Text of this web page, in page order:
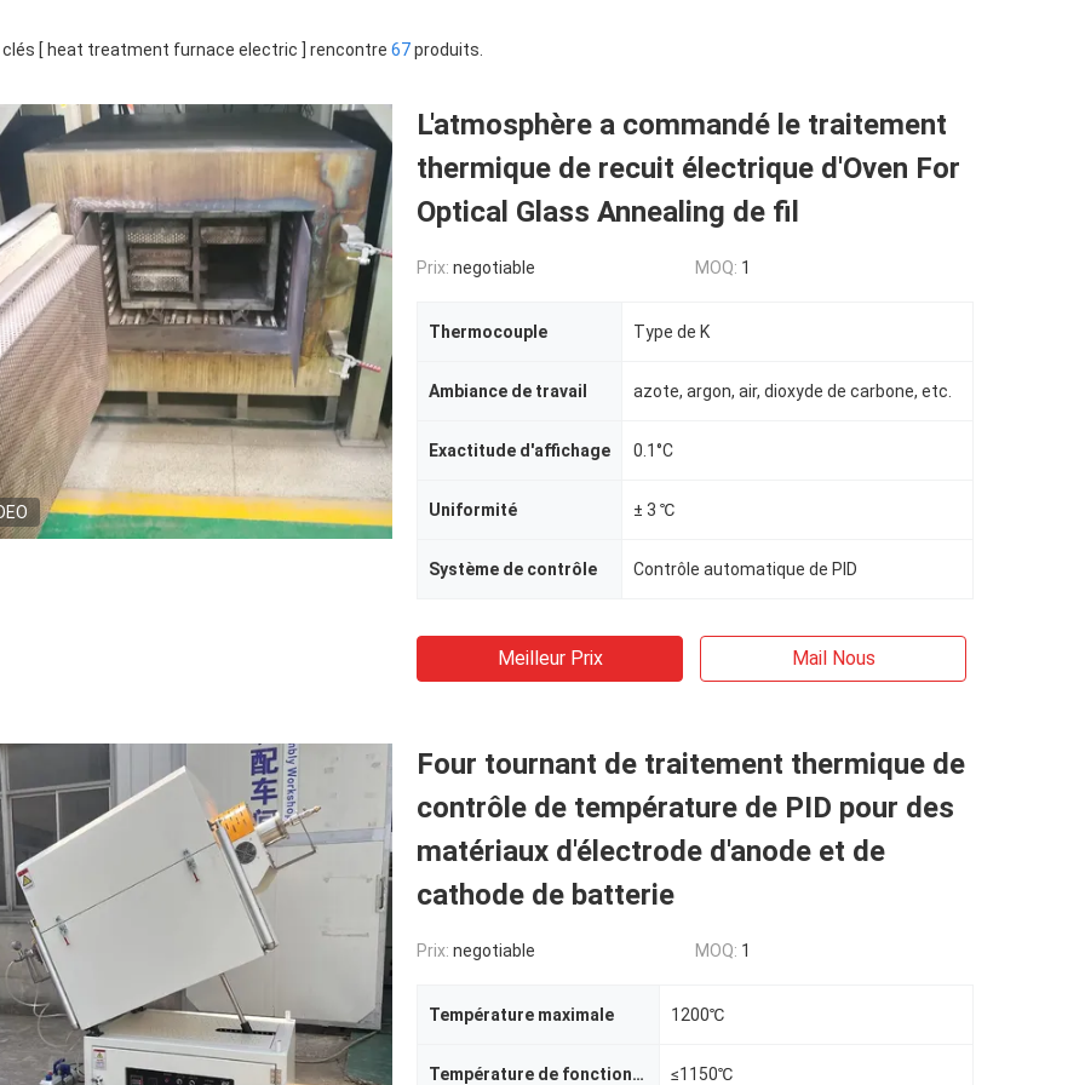
[ heat treatment furnace electric ] rencontre 67produits.
L'atmosphère a commandé le traitement
thermique de recuit électrique d'Oven For
Optical Glass Annealing de fil
Prix: negotiable MOQ: 1
Thermocouple Type de K
Ambiance de travail azote, argon, air, dioxyde de carbone, etc.
Exactitude d'affichage 0.1°C
Uniformité ± 3 ℃
Système de contrôle Contrôle automatique de PID
Meilleur Prix Mail Nous
Four tournant de traitement thermique de
contrôle de température de PID pour des
matériaux d'électrode d'anode et de
cathode de batterie
Prix: negotiable MOQ: 1
Température maximale 1200℃
Température de fonctionnement ≤1150℃